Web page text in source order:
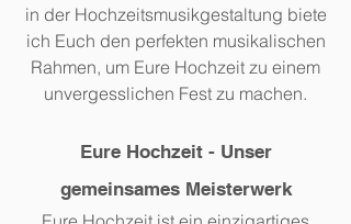
in der Hochzeitsmusikgestaltung biete
ich Euch den perfekten musikalischen
Rahmen, um Eure Hochzeit zu einem
unvergesslichen Fest zu machen.
Eure Hochzeit - Unser
gemeinsames Meisterwerk